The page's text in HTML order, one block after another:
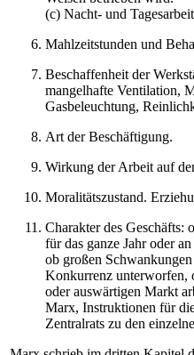
(c) Nacht- und
Mahlzeitstunden und
Beschaffenheit der
mangelhafte Ventilation,
Gasbeleuchtung,
Art der Beschäftigung.
Wirkung der Arbeit auf
Moralitätszustand.
Charakter des Geschäfts:
für das ganze Jahr oder
ob großen
Konkurrenz unterworfen,
oder auswärtigen Markt
Marx, Instruktionen für
Zentralrats zu den